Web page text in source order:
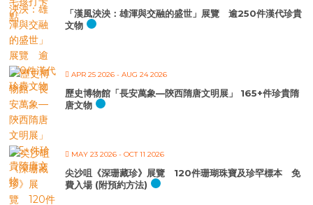
「漢風泱泱：雄渾與交融的盛世」展覽 逾250件漢代珍貴
文物
APR 25 2026 - AUG 24 2026
歷史博物館「長安萬象—陝西隋唐文明展」 165+件珍貴隋
唐文物
MAY 23 2026 - OCT 11 2026
尖沙咀《深珊藏珍》展覽 120件珊瑚珠寶及珍罕標本 免
費入場 (附預約方法)